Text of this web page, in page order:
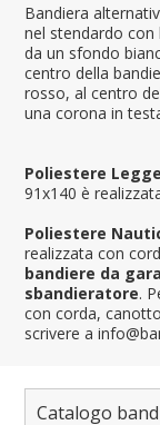
Bandiera
nel stendardo
da un sfondo
centro della
rosso, al centro
una corona in
Poliestere
91x140 è
Poliestere
realizzata con
bandiere da
sbandieratore.
con corda,
scrivere a
Catalogo